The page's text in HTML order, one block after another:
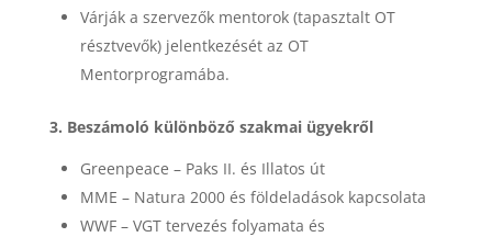
Várják a szervezők mentorok (tapasztalt OT
résztvevők) jelentkezését az OT
Mentorprogramába.
3. Beszámoló különböző szakmai ügyekről
Greenpeace – Paks II. és Illatos út
MME – Natura 2000 és földeladások kapcsolata
WWF – VGT tervezés folyamata és